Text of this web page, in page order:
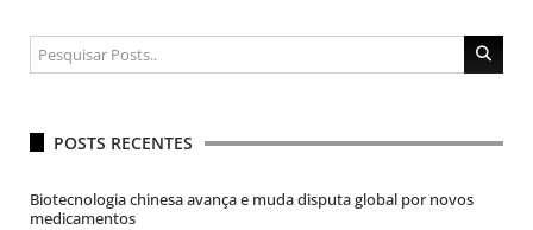
POSTS RECENTES
Biotecnologia chinesa avança e muda disputa global por novos
medicamentos